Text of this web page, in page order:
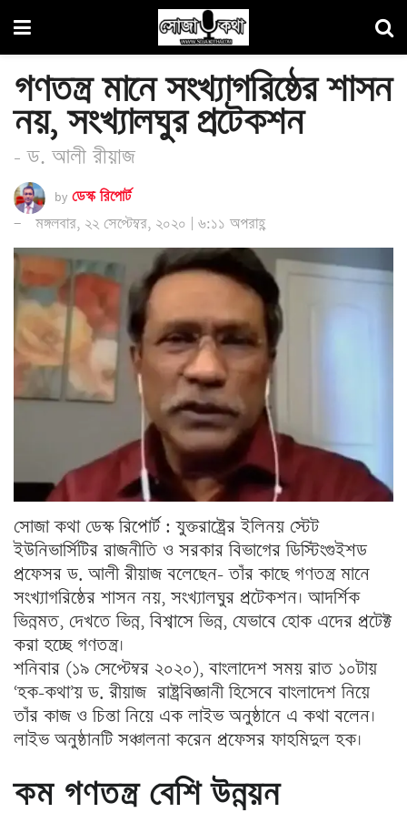
গণতন্ত্র মানে সংখ্যাগরিষ্ঠের শাসন
নয়, সংখ্যালঘুর প্রটেকশন
- ড. আলী রীয়াজ
by ডেস্ক রিপোর্ট
মঙ্গলবার, ২২ সেপ্টেম্বর, ২০২০ | ৬:১১ অপরাহ্ণ
সোজা কথা ডেস্ক রিপোর্ট : যুক্তরাষ্ট্রের ইলিনয় স্টেট
ইউনিভার্সিটির রাজনীতি ও সরকার বিভাগের ডিস্টিংগুইশড
প্রফেসর ড. আলী রীয়াজ বলেছেন- তাঁর কাছে গণতন্ত্র মানে
সংখ্যাগরিষ্ঠের শাসন নয়, সংখ্যালঘুর প্রটেকশন। আদর্শিক
ভিন্নমত, দেখতে ভিন্ন, বিশ্বাসে ভিন্ন, যেভাবে হোক এদের প্রটেক্ট
করা হচ্ছে গণতন্ত্র।
শনিবার (১৯ সেপ্টেম্বর ২০২০), বাংলাদেশ সময় রাত ১০টায়
‘হক-কথা’য় ড. রীয়াজ রাষ্ট্রবিজ্ঞানী হিসেবে বাংলাদেশ নিয়ে
তাঁর কাজ ও চিন্তা নিয়ে এক লাইভ অনুষ্ঠানে এ কথা বলেন।
লাইভ অনুষ্ঠানটি সঞ্চালনা করেন প্রফেসর ফাহমিদুল হক।
কম গণতন্ত্র বেশি উন্নয়ন